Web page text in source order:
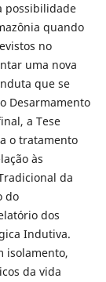
possibilidade
quando
no
uma nova
que se
Desarmamento
a Tese
o tratamento
às
da
do
dos
Indutiva.
isolamento,
da vida